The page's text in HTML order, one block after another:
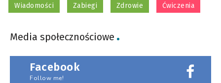
Wiadomości Zabiegi Zdrowie Ćwiczenia
Media społecznościowe
Facebook
Follow me!